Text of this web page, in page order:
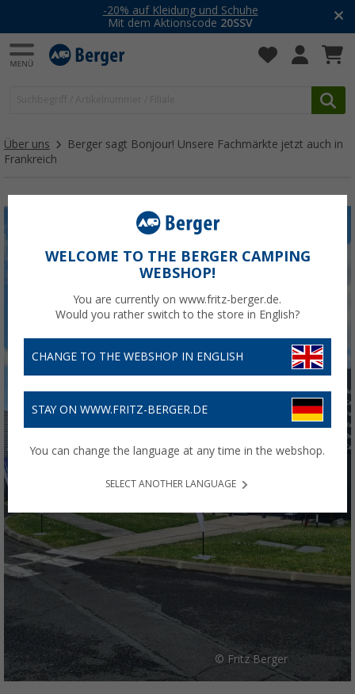
-20% auf Kleidung und Schuhe
Mit dem Aktionscode 20SSV
Über uns
Berger sagt Bonjour! Unsere Fachmärkte jetzt auch in
Frankreich
© Fritz Berger
WELCOME TO THE BERGER CAMPING
WEBSHOP!
You are currently on www.fritz-berger.de.
Would you rather switch to the store in English?
CHANGE TO THE WEBSHOP IN ENGLISH
STAY ON WWW.FRITZ-BERGER.DE
You can change the language at any time in the webshop.
SELECT ANOTHER LANGUAGE